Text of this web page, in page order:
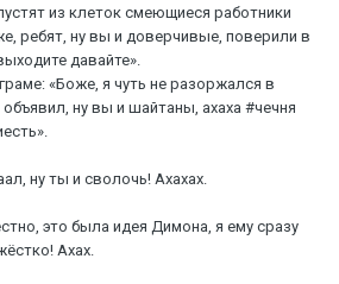
из клеток смеющиеся работники
ребят, ну вы и доверчивые, поверили в
давайте».
«Боже, я чуть не разоржался в
ну вы и шайтаны, ахаха #чечня
ну ты и сволочь! Ахахах.
это была идея Димона, я ему сразу
Ахах.